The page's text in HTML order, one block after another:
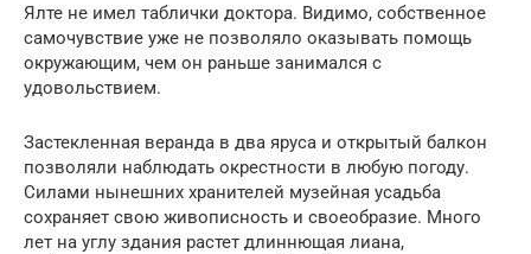
Ялте не имел таблички доктора. Видимо, собственное
самочувствие уже не позволяло оказывать помощь
окружающим, чем он раньше занимался с
удовольствием.
Застекленная веранда в два яруса и открытый балкон
позволяли наблюдать окрестности в любую погоду.
Силами нынешних хранителей музейная усадьба
сохраняет свою живописность и своеобразие. Много
лет на углу здания растет длиннющая лиана,